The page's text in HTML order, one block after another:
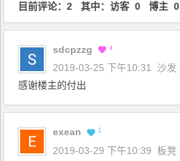
目前评论：2 其中：访客 0 博主 0
sdcpzzg 4
2019-03-25 下午10:31
沙发
感谢楼主的付出
exean 1
2019-03-29 下午10:39 板凳